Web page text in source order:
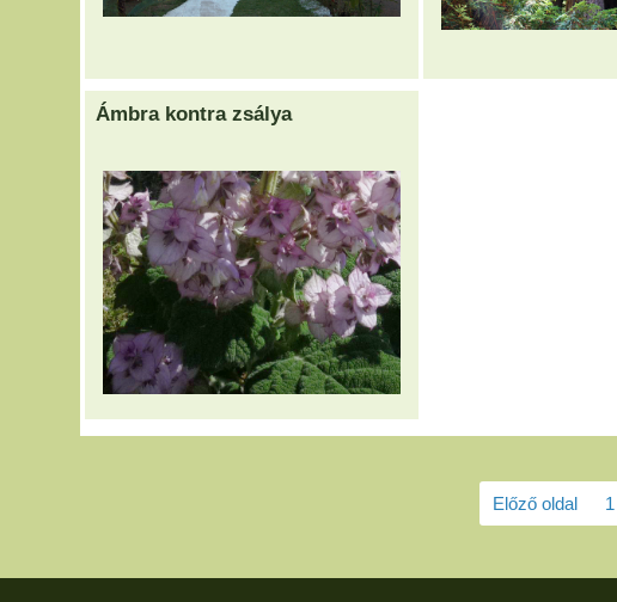
Ámbra kontra zsálya
Előző oldal 1